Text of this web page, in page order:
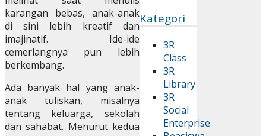
Kategori
3R
Class
3R
Library
3R
Social
Enterprise
karangan bebas, anak-anak
di sini lebih kreatif dan
imajinatif. Ide-ide
cemerlangnya pun lebih
berkembang.
Ada banyak hal yang anak-
anak tuliskan, misalnya
tentang keluarga, sekolah
dan sahabat. Menurut kedua